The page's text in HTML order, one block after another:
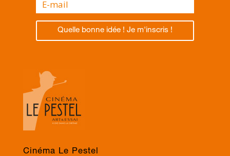
Quelle bonne idée ! Je m'inscris !
Cinéma Le Pestel